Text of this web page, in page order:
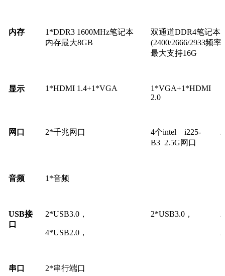
内存
1*DDR3 1600MHz笔记本
内存最大8GB
双通道DDR4笔记本
(2400/2666/2933频
最大支持16G
显示 1*HDMI 1.4+1*VGA
1*VGA+1*HDMI
2.0
网口 2*千兆网口
4个intel i225-
B3 2.5G网口
音频 1*音频
USB接
口
2*USB3.0，
4*USB2.0，
2*USB3.0，
串口 2*串行端口